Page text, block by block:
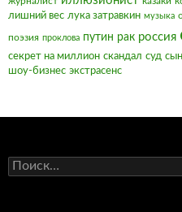
лишний вес лука затравкин музыка
поэзия проклова путин рак россия
секрет на миллион скандал суд
шоу-бизнес экстрасенс
Найти: